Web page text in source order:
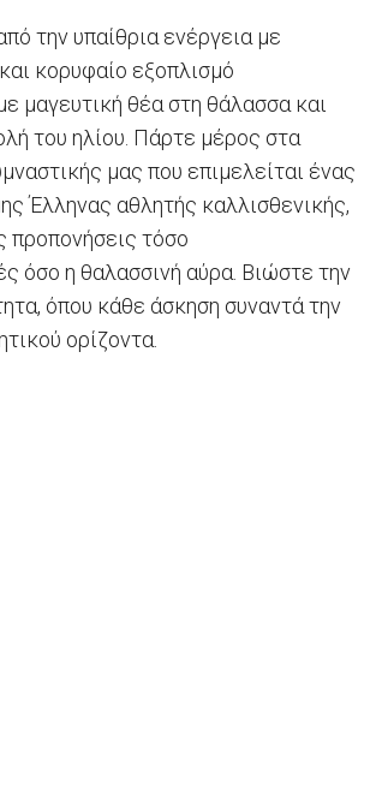
την υπαίθρια ενέργεια με
κορυφαίο εξοπλισμό
μαγευτική θέα στη θάλασσα και
του ηλίου. Πάρτε μέρος στα
μας που επιμελείται ένας
Έλληνας αθλητής καλλισθενικής,
προπονήσεις τόσο
όσο η θαλασσινή αύρα. Βιώστε την
όπου κάθε άσκηση συναντά την
ορίζοντα.